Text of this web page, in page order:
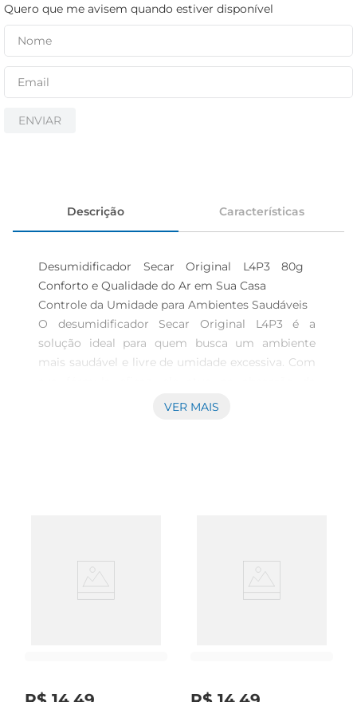
Quero que me avisem quando estiver disponível
ENVIAR
Descrição Características
Desumidificador Secar Original L4P3 80g
Conforto e Qualidade do Ar em Sua Casa
Controle da Umidade para Ambientes Saudáveis
O desumidificador Secar Original L4P3 é a
solução ideal para quem busca um ambiente
mais saudável e livre de umidade excessiva. Com
umidade do ar, prevenindo problemas como
tecnologia de absorção é baseada em cristais que
VER MAIS
iogurte
papel higiênico